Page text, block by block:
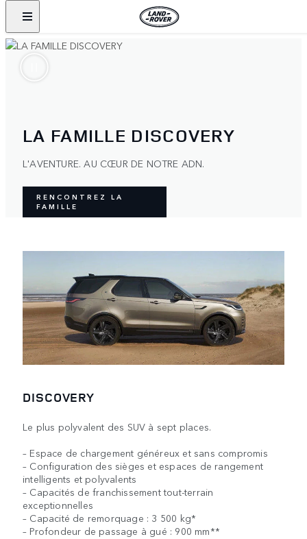
LA FAMILLE DISCOVERY
L'AVENTURE. AU CŒUR DE NOTRE ADN.
RENCONTREZ LA
FAMILLE
DISCOVERY
Le plus polyvalent des SUV à sept places.
– Espace de chargement généreux et sans compromis
– Configuration des sièges et espaces de rangement
intelligents et polyvalents
– Capacités de franchissement tout-terrain
exceptionnelles
– Capacité de remorquage : 3 500 kg*
– Profondeur de passage à gué : 900 mm**